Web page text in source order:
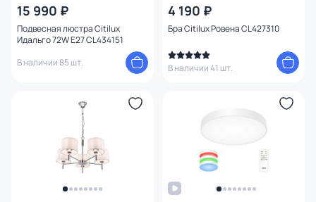
15 990 ₽
Подвесная люстра Citilux
Идальго 72W E27 CL434151
В наличии 85 шт.
4 190 ₽
Бра Citilux Ровена CL427310
В наличии 41 шт.